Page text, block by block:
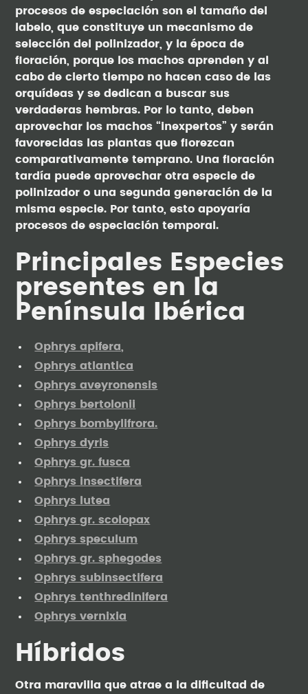
procesos de especiación son el tamaño del
labelo, que constituye un mecanismo de
selección del polinizador, y la época de
floración, porque los machos aprenden y al
cabo de cierto tiempo no hacen caso de las
orquídeas y se dedican a buscar sus
verdaderas hembras. Por lo tanto, deben
aprovechar los machos “inexpertos” y serán
favorecidas las plantas que florezcan
comparativamente temprano. Una floración
tardía puede aprovechar otra especie de
polinizador o una segunda generación de la
misma especie. Por tanto, esto apoyaría
procesos de especiación temporal.
Principales Especies
presentes en la
Península Ibérica
Ophrys apifera,
Ophrys atlantica
Ophrys aveyronensis
Ophrys bertolonii
Ophrys bombylifrora.
Ophrys dyris
Ophrys gr. fusca
Ophrys insectifera
Ophrys lutea
Ophrys gr. scolopax
Ophrys speculum
Ophrys gr. sphegodes
Ophrys subinsectifera
Ophrys tenthredinifera
Ophrys vernixia
Híbridos
Otra maravilla que atrae a la dificultad de